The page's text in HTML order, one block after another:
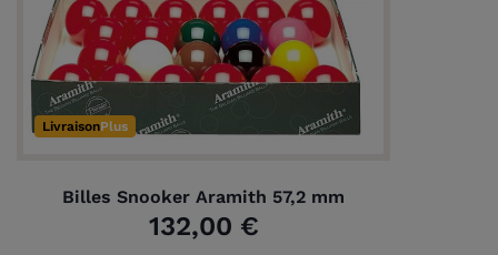
LivraisonPlus
Billes Snooker Aramith 57,2 mm
132,00 €